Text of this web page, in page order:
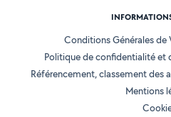
Conditions Générales
Politique de confidentialité et
Référencement, classement des
Mentions